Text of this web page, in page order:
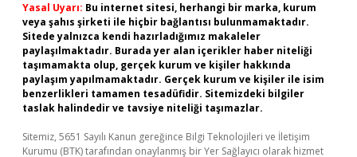
Yasal Uyarı: Bu internet sitesi, herhangi bir marka, kurum
veya şahıs şirketi ile hiçbir bağlantısı bulunmamaktadır.
Sitede yalnızca kendi hazırladığımız makaleler
paylaşılmaktadır. Burada yer alan içerikler haber niteliği
taşımamakta olup, gerçek kurum ve kişiler hakkında
paylaşım yapılmamaktadır. Gerçek kurum ve kişiler ile isim
benzerlikleri tamamen tesadüfidir. Sitemizdeki bilgiler
taslak halindedir ve tavsiye niteliği taşımazlar.
Sitemiz, 5651 Sayılı Kanun gereğince Bilgi Teknolojileri ve İletişim
Kurumu (BTK) tarafından onaylanmış bir Yer Sağlayıcı olarak hizmet